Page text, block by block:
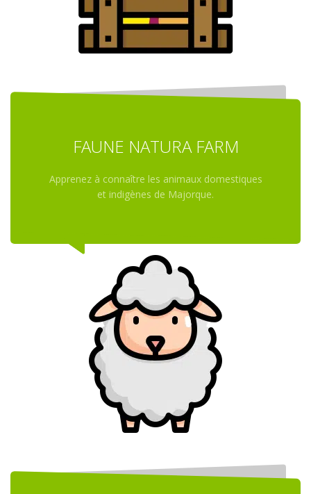
FAUNE NATURA FARM
Apprenez à connaître les animaux domestiques
et indigènes de Majorque.